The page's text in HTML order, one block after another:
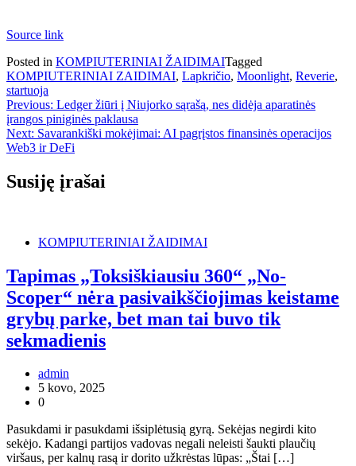
Source link
Posted in KOMPIUTERINIAI ŽAIDIMAITagged
KOMPIUTERINIAI ZAIDIMAI, Lapkričio, Moonlight, Reverie,
startuoja
Navigacija
tarp
įrašų
Previous: Ledger žiūri į Niujorko sąrašą, nes didėja aparatinės
įrangos piniginės paklausa
Next: Savarankiški mokėjimai: AI pagrįstos finansinės operacijos
Web3 ir DeFi
Susiję įrašai
KOMPIUTERINIAI ŽAIDIMAI
Tapimas „Toksiškiausiu 360“ „No-
Scoper“ nėra pasivaikščiojimas keistame
grybų parke, bet man tai buvo tik
sekmadienis
admin
5 kovo, 2025
0
Pasukdami ir pasukdami išsiplėtusią gyrą. Sekėjas negirdi kito
sekėjo. Kadangi partijos vadovas negali neleisti šaukti plaučių
viršaus, per kalnų rasą ir dorito užkrėstas lūpas: „Štai […]